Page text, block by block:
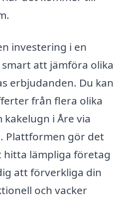
investering i en
att jämföra olika
erbjudanden. Du kan
från flera olika
i Åre via
Plattformen gör det
lämpliga företag
att förverkliga din
och vacker